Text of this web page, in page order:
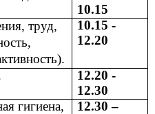
10.15
труд,
10.15 -
12.20
12.20 -
12.30
гигиена,
12.30 –